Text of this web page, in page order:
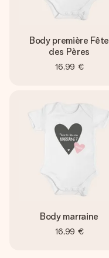
Body première Fête
des Pères
16,99 €
Body marraine
16,99 €